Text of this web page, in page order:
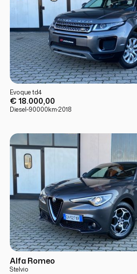
USATO
Evoque td4
€ 18.000,00
Diesel··90000km·2018
USATO
Alfa Romeo
Stelvio